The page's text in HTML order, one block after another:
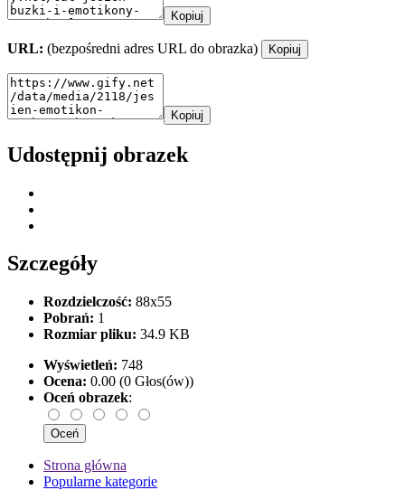
Kopiuj
URL: (bezpośredni adres URL do obrazka) Kopiuj
Kopiuj
Udostępnij obrazek
Szczegóły
Rozdzielczość: 88x55
Pobrań: 1
Rozmiar pliku: 34.9 KB
Wyświetleń: 748
Ocena: 0.00 (0 Głos(ów))
Oceń obrazek:
Strona główna
Popularne kategorie